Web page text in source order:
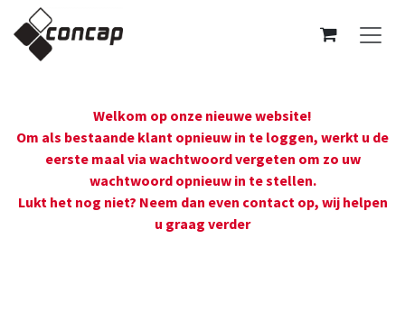
Overslaan naar inhoud
Welkom op onze nieuwe website!
Om als bestaande klant opnieuw in te loggen, werkt u de
eerste maal via wachtwoord vergeten om zo uw
wachtwoord opnieuw in te stellen.
Lukt het nog niet? Neem dan even contact op, wij helpen
u graag verder